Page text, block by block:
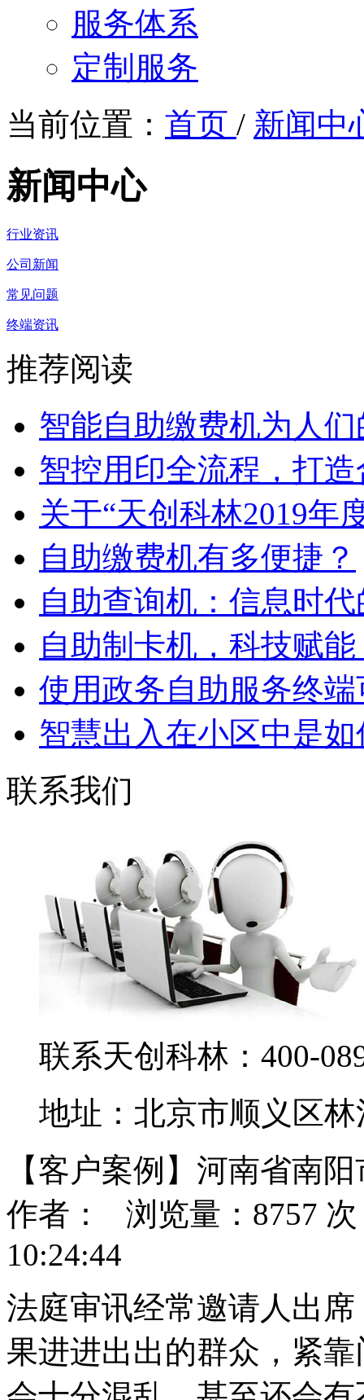
服务体系
定制服务
当前位置： 首页 / 新闻中
新闻中心
行业资讯
公司新闻
常见问题
终端资讯
推荐阅读
智能自助缴费机为人们
智控用印全流程，打造
关于“天创科林2019年
自助缴费机有多便捷？
自助查询机：信息时
自助制卡机，科技赋
使用政务自助服务终端
智慧出入在小区中是如
联系我们
联系天创科林：400-
地址：北京市顺义区
【客户案例】河南省南
作者： 浏览量：8757
10:24:44
法庭审讯经常邀请人出
果进进出出的群众，紧